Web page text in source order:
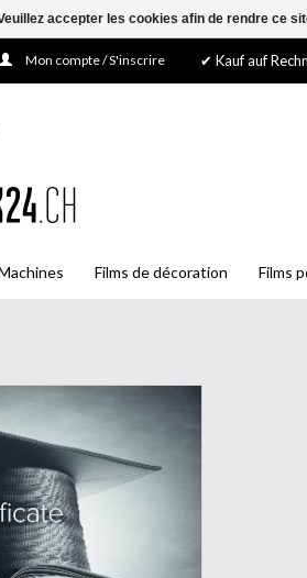
Mon compte / S'inscrire ✔ Kauf auf
Films de décoration Films
accepter les cookies afin de rendre ce